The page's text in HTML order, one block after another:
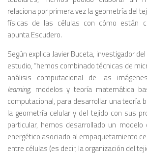
relaciona por primera vez la geometría del
físicas de las células con cómo están
apunta Escudero.
Según explica Javier Buceta, investigador
estudio, “hemos combinado técnicas de
análisis computacional de las
learning, modelos y teoría matemática
computacional, para desarrollar una teoría
la geometría celular y del tejido con sus
particular, hemos desarrollado un
energético asociado al empaquetamiento
entre células (es decir, la organización del